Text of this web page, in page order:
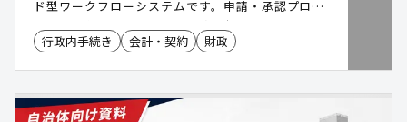
ド型ワークフローシステムです。申請・承認プロセ
スを効率化し、紙ベースの業務を削減。ノーコード
で申請書作成が可能で、スマホ・タブレット対応に
行政内手続き 会計・契約 財政